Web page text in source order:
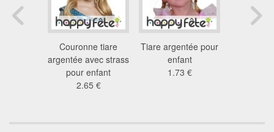
Couronne tiare
argentée avec strass
pour enfant
2.65 €
Tiare argentée pour
enfant
1.73 €